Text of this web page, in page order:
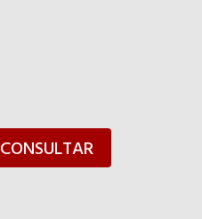
CONSULTAR